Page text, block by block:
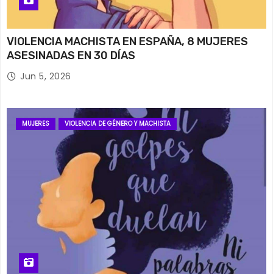
VIOLENCIA MACHISTA EN ESPAÑA, 8 MUJERES
ASESINADAS EN 30 DÍAS
Jun 5, 2026
MUJERES VIOLENCIA DE GÉNERO Y MACHISTA